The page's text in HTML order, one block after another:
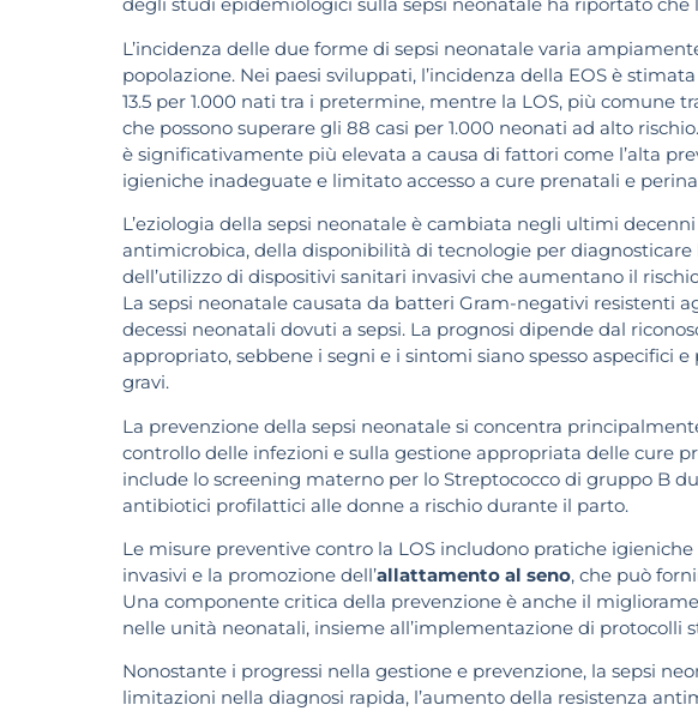
degli studi epidemiologici sulla sepsi neonatale ha riportato che
L’incidenza delle due forme di sepsi neonatale varia
popolazione. Nei paesi sviluppati, l’incidenza della EOS è
13.5 per 1.000 nati tra i pretermine, mentre la LOS, più comune
che possono superare gli 88 casi per 1.000 neonati ad alto
è significativamente più elevata a causa di fattori come l’alta
igieniche inadeguate e limitato accesso a cure prenatali e
L’eziologia della sepsi neonatale è cambiata negli ultimi
antimicrobica, della disponibilità di tecnologie per
dell’utilizzo di dispositivi sanitari invasivi che aumentano il
La sepsi neonatale causata da batteri Gram-negativi resistenti
decessi neonatali dovuti a sepsi. La prognosi dipende dal
appropriato, sebbene i segni e i sintomi siano spesso aspecifici
gravi.
La prevenzione della sepsi neonatale si concentra
controllo delle infezioni e sulla gestione appropriata delle cure
include lo screening materno per lo Streptococco di gruppo B
antibiotici profilattici alle donne a rischio durante il parto.
Le misure preventive contro la LOS includono pratiche
invasivi e la promozione dell’allattamento al seno, che può
Una componente critica della prevenzione è anche il
nelle unità neonatali, insieme all’implementazione di protocolli
Nonostante i progressi nella gestione e prevenzione, la sepsi
limitazioni nella diagnosi rapida, l’aumento della resistenza